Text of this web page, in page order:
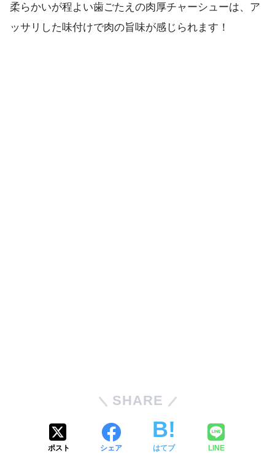
柔らかいが程よい歯ごたえの肉厚チャーシューは、ア
ッサリした味付けで肉の旨味が感じられます！
SHARE
ポスト シェア はてブ LINE